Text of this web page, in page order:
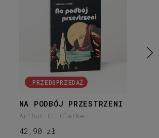
_PRZEDSPRZEDAŻ
NA PODBÓJ PRZESTRZENI
Arthur C. Clarke
42,90 zł